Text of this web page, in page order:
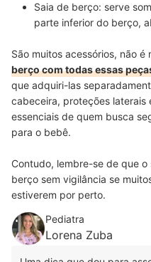
Saia de berço: serve
parte inferior do berço,
São muitos acessórios, não é
berço com todas essas
que adquiri-las
cabeceira, proteções laterais
essenciais de quem busca
para o bebê.
Contudo, lembre-se de que
berço sem vigilância se
estiverem por perto.
Pediatra
Lorena Zuba